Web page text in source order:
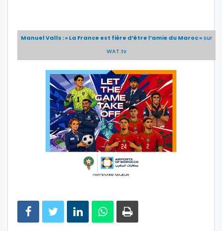
Manuel Valls : « La France est fière d’être l’amie du Maroc »sur
WAT.tv